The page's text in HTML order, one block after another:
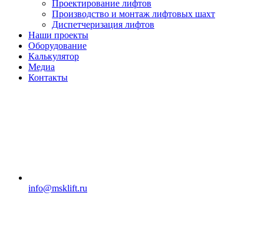
Проектирование лифтов
Производство и монтаж лифтовых шахт
Диспетчеризация лифтов
Наши проекты
Оборудование
Калькулятор
Медиа
Контакты
info@msklift.ru